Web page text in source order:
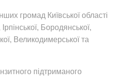
громад Київської області
Бородянської,
Великодимерської та
підтриманого